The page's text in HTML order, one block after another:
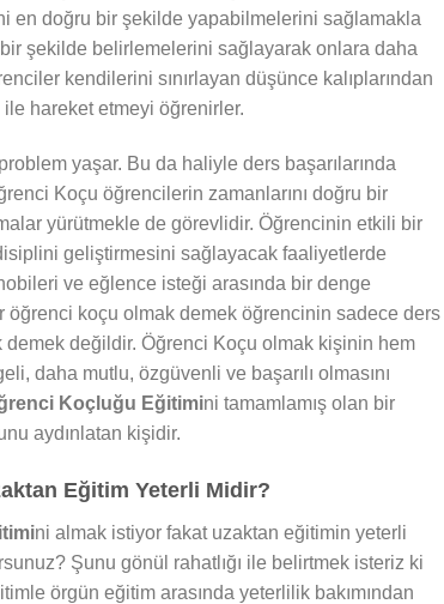
en doğru bir şekilde yapabilmelerini sağlamakla
şekilde belirlemelerini sağlayarak onlara daha
kendilerini sınırlayan düşünce kalıplarından
hareket etmeyi öğrenirler.
yaşar. Bu da haliyle ders başarılarında
Koçu öğrencilerin zamanlarını doğru bir
yürütmekle de görevlidir. Öğrencinin etkili bir
geliştirmesini sağlayacak faaliyetlerde
ve eğlence isteği arasında bir denge
koçu olmak demek öğrencinin sadece ders
demek değildir. Öğrenci Koçu olmak kişinin hem
daha mutlu, özgüvenli ve başarılı olmasını
Koçluğu Eğitimini tamamlamış olan bir
aydınlatan kişidir.
Eğitim Yeterli Midir?
ni almak istiyor fakat uzaktan eğitimin yeterli
Şunu gönül rahatlığı ile belirtmek isteriz ki
örgün eğitim arasında yeterlilik bakımından